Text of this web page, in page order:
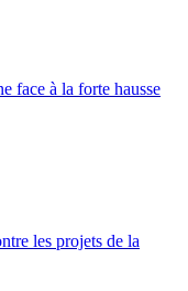
face à la forte hausse
les projets de la